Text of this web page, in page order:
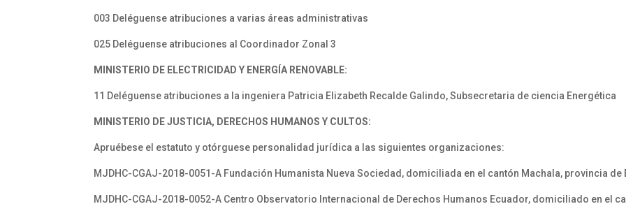
003 Deléguense atribuciones a varias áreas administrativas
025 Deléguense atribuciones al Coordinador Zonal 3
MINISTERIO DE ELECTRICIDAD Y ENERGÍA RENOVABLE:
11 Deléguense atribuciones a la ingeniera Patricia Elizabeth Recalde Galindo, Subsecretaria de ciencia Energética
MINISTERIO DE JUSTICIA, DERECHOS HUMANOS Y CULTOS:
Apruébese el estatuto y otórguese personalidad jurídica a las siguientes organizaciones:
MJDHC-CGAJ-2018-0051-A Fundación Humanista Nueva Sociedad, domiciliada en el cantón Machala, provincia de
MJDHC-CGAJ-2018-0052-A Centro Observatorio Internacional de Derechos Humanos Ecuador, domiciliado en el